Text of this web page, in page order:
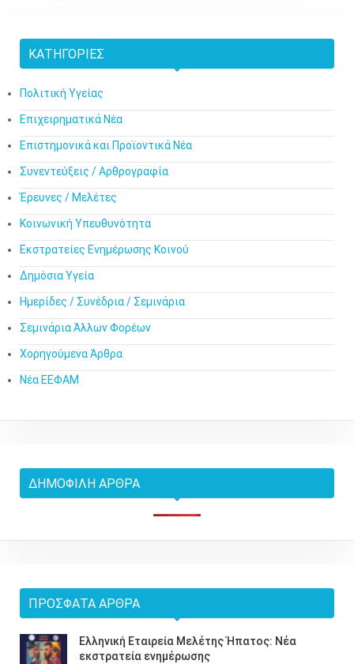
ΚΑΤΗΓΟΡΊΕΣ
Πολιτική Υγείας
Επιχειρηματικά Νέα
Επιστημονικά και Προϊοντικά Νέα
Συνεντεύξεις / Αρθρογραφία
Έρευνες / Μελέτες
Κοινωνική Υπευθυνότητα
Εκστρατείες Ενημέρωσης Κοινού
Δημόσια Υγεία
Ημερίδες / Συνέδρια / Σεμινάρια
Σεμινάρια Άλλων Φορέων
Χορηγούμενα Άρθρα
Νέα ΕΕΦΑΜ
ΔΗΜΟΦΙΛΉ ΆΡΘΡΑ
ΠΡΌΣΦΑΤΑ ΆΡΘΡΑ
Ελληνική Εταιρεία Μελέτης Ήπατος: Νέα
εκστρατεία ενημέρωσης